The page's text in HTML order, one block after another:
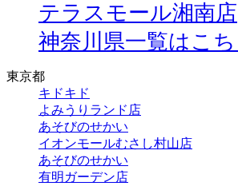
テラスモール湘南店
神奈川県一覧はこち
東京都
キドキド
よみうりランド店
あそびのせかい
イオンモールむさし村山店
あそびのせかい
有明ガーデン店